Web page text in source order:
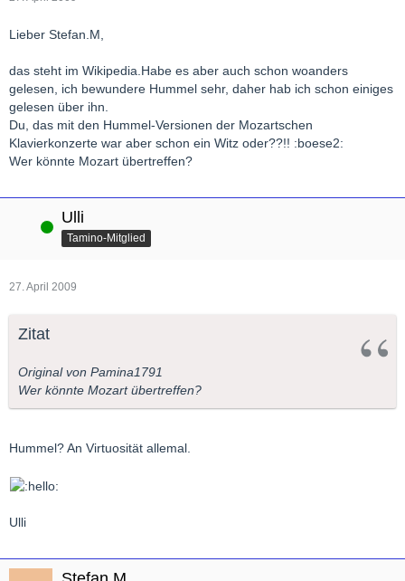
Lieber Stefan.M,
das steht im Wikipedia.Habe es aber auch schon woanders
gelesen, ich bewundere Hummel sehr, daher hab ich schon einiges
gelesen über ihn.
Du, das mit den Hummel-Versionen der Mozartschen
Klavierkonzerte war aber schon ein Witz oder??!! :boese2:
Wer könnte Mozart übertreffen?
Online Ulli
Tamino-Mitglied
27. April 2009
Zitat
Original von Pamina1791
Wer könnte Mozart übertreffen?
Hummel? An Virtuosität allemal.
Ulli